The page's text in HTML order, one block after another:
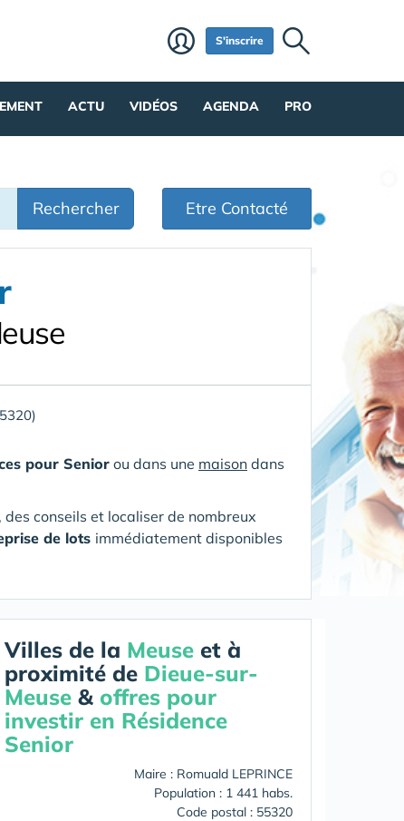
S'inscrire
ACTU VIDÉOS AGENDA PRO
Rechercher Etre Contacté
pour Senior ou dans une maison dans
conseils et localiser de nombreux
de lots immédiatement disponibles
Villes de la Meuse et à
proximité de Dieue-sur-
Meuse & offres pour
investir en Résidence
Senior
Maire : Romuald LEPRINCE
Population : 1 441 habs.
Code postal : 55320